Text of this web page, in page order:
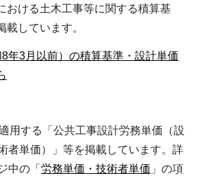
おける土木工事等に関する積算基
載しています。
年3月以前）の積算基準・設計単価
用する「公共工事設計労務単価（設
者単価）」等を掲載しています。詳
中の「 労務単価・技術者単価 」の項